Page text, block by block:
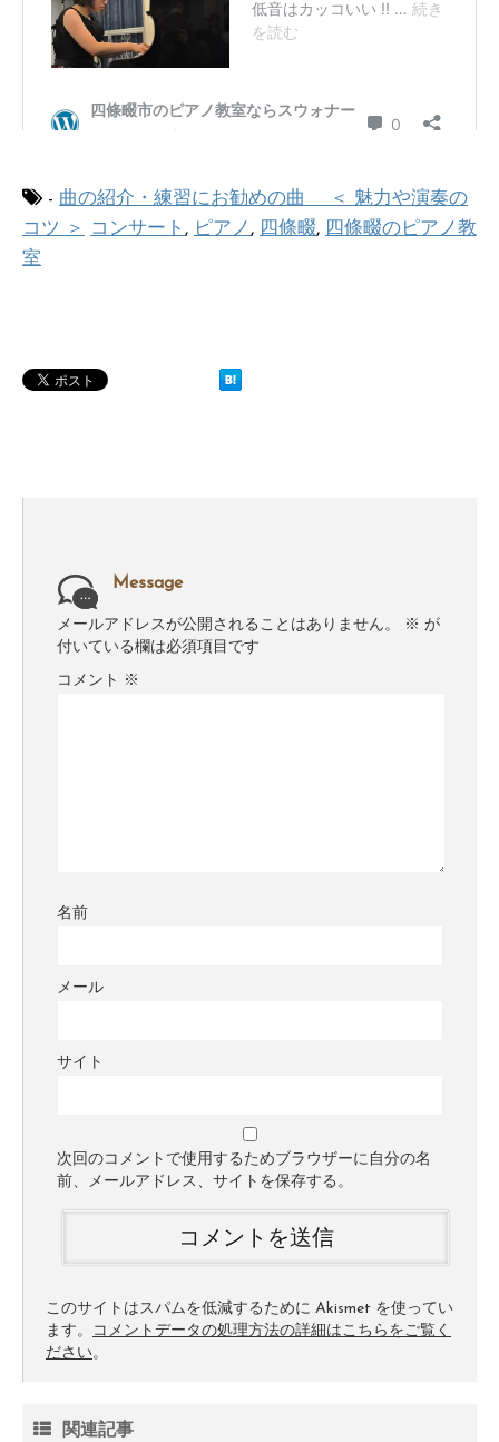
- 曲の紹介・練習にお勧めの曲 ＜ 魅力や演奏の
コツ ＞
コンサート , ピアノ , 四條畷, 四條畷のピアノ教
室
Message
メールアドレスが公開されることはありません。 ※ が
付いている欄は必須項目です
コメント ※
名前
メール
サイト
次回のコメントで使用するためブラウザーに自分の名
前、メールアドレス、サイトを保存する。
このサイトはスパムを低減するために Akismet を使ってい
ます。
コメントデータの処理方法の詳細はこちらをご覧く
ださい。
関連記事